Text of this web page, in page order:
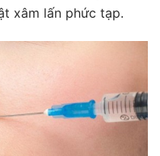
xâm lấn phức tạp.